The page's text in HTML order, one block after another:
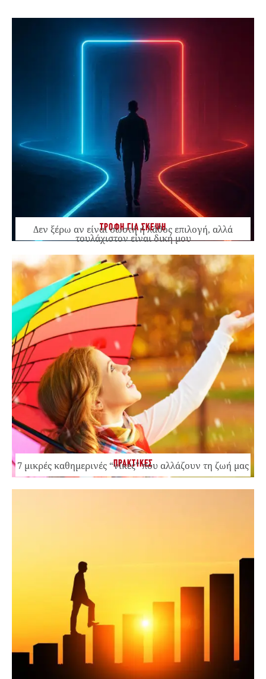
ΤΡΟΦΗ ΓΙΑ ΣΚΕΨΗ
Δεν ξέρω αν είναι σωστή ή λάθος επιλογή, αλλά
τουλάχιστον είναι δική μου
ΠΡΑΚΤΙΚΕΣ
7 μικρές καθημερινές “νίκες” που αλλάζουν τη ζωή μας